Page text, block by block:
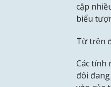
cập
biểu
Từ trên
Các tính
đôi